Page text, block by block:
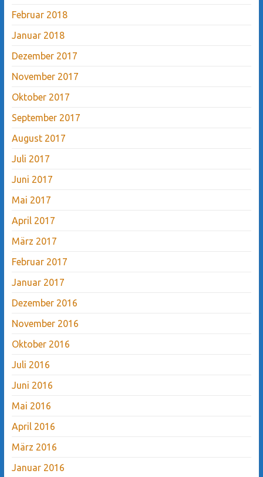
Februar 2018
Januar 2018
Dezember 2017
November 2017
Oktober 2017
September 2017
August 2017
Juli 2017
Juni 2017
Mai 2017
April 2017
März 2017
Februar 2017
Januar 2017
Dezember 2016
November 2016
Oktober 2016
Juli 2016
Juni 2016
Mai 2016
April 2016
März 2016
Januar 2016